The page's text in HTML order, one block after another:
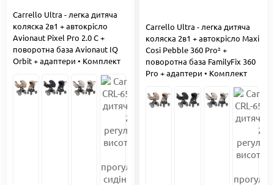
Carrello Ultra - легка дитяча
коляска 2в1 + автокрісло
Avionaut Pixel Pro 2.0 C +
поворотна база Avionaut IQ
Orbit + адаптери • Комплект
Carrello Ultra - легка дитяча
коляска 2в1 + автокрісло Maxi
Cosi Pebble 360 Pro² +
поворотна база FamilyFix 360
Pro + адаптери • Комплект